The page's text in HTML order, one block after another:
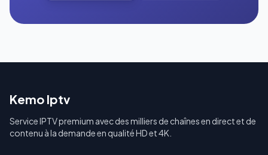
Kemo Iptv
Service IPTV premium avec des milliers de chaînes en direct et de
contenu à la demande en qualité HD et 4K.